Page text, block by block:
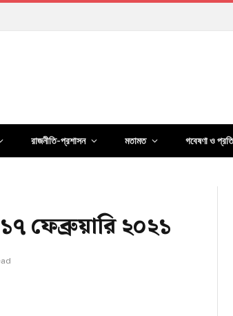
রাজনীতি-প্রশাসন মতামত গবেষণা ও
ফেব্রুয়ারি ২০২১